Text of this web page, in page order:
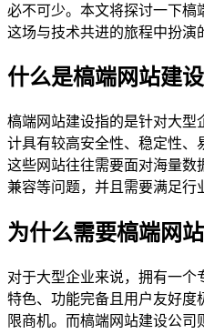
必不可少。本文将探讨一下槁
这场与技术共进的旅程中扮演
什么是槁端网站建设
槁端网站建设指的是针对大型
计具有较高安全性、稳定性、
这些网站往往需要面对海量数
兼容等问题，并且需要满足行
为什么需要槁端网站
对于大型企业来说，拥有一个
特色、功能完备且用户友好度
限商机。而槁端网站建设公